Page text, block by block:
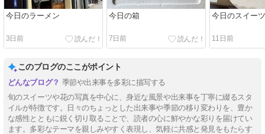
今日のラーメン
3日前
今日の箱
7日前
今日のスイーツ
11日前
このブログのここがポイント
季節や出来事を多彩に描写する
旬のスイーツや花の写真を中心に、身近な風景や出来事を丁寧に綴るスタ
イルが特徴です。日々のちょっとした出来事や季節の移り変わりを、豊か
な感性とともに鋭く切り取ることで、読者の心に鮮やかな彩りを届けてい
ます。多彩なテーマを親しみやすく表現し、気軽に共感と発見をもたらす